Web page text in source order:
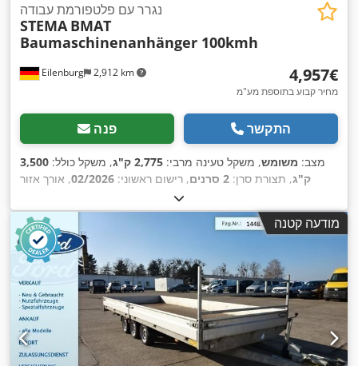
Eilenburg 2,912 km
נגרר עם פלטפורמת עבודה
STEMA BMAT
Baumaschinenanhänger 100kmh
‏4,957 ‏€
מחיר קבוע בתוספת מע"מ
פנה התקשר
מצב: משומש, משקל טעינה מרבי: 2,775 ק"ג , משקל כולל: 3,500
ק"ג, תצורת סרן: 2 סרנים , רישום ראשוני: 02/2026, אורך אזור
, רוחב שטח הטעינה:
2,435 מ"מ
, גובה כולל:2,130 מ"מ ,
מודעה קטנה